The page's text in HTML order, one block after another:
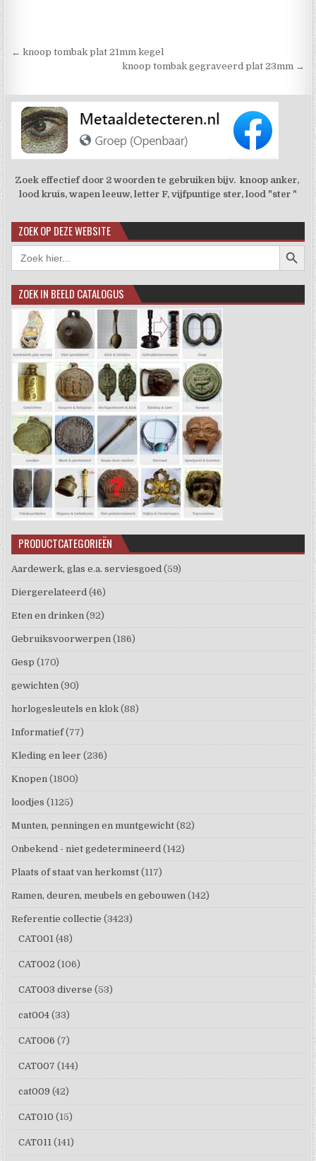
Berichtnavigatie
← knoop tombak plat 21mm kegel
knoop tombak gegraveerd plat 23mm →
Zoek effectief door 2 woorden te gebruiken bijv. knoop anker,
lood kruis, wapen leeuw, letter F, vijfpuntige ster, lood "ster "
ZOEK OP DEZE WEBSITE
Zoek
naar:
ZOEK IN BEELD CATALOGUS
PRODUCTCATEGORIEËN
Aardewerk, glas e.a. serviesgoed (59)
Diergerelateerd (46)
Eten en drinken (92)
Gebruiksvoorwerpen (186)
Gesp (170)
gewichten (90)
horlogesleutels en klok (88)
Informatief (77)
Kleding en leer (236)
Knopen (1800)
loodjes (1125)
Munten, penningen en muntgewicht (82)
Onbekend - niet gedetermineerd (142)
Plaats of staat van herkomst (117)
Ramen, deuren, meubels en gebouwen (142)
Referentie collectie (3423)
CAT001 (48)
CAT002 (106)
CAT003 diverse (53)
cat004 (33)
CAT006 (7)
CAT007 (144)
cat009 (42)
CAT010 (15)
CAT011 (141)